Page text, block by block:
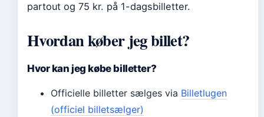
partout og 75 kr. på 1-dagsbilletter.
Hvordan køber jeg billet?
Hvor kan jeg købe billetter?
Officielle billetter sælges via Billetlugen
(officiel billetsælger)